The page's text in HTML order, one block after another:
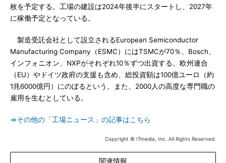
枚を予定する。工場の建設は2024年後半にスタートし、2027年
に稼働予定となっている。
製造受託会社として設立されるEuropean Semiconductor
Manufacturing Company（ESMC）にはTSMCが70％、Bosch、
インフォニオン、NXPがそれぞれ10％ずつ出資する。欧州連合
（EU）やドイツ政府の支援も含め、総投資額は100億ユーロ（約
1兆6000億円）にのぼるという。また、2000人の高度な専門職の
雇用を生むとしている。
⇒その他の「工場ニュース」の記事はこちら
Copyright © ITmedia, Inc. All Rights Reserved.
関連情報